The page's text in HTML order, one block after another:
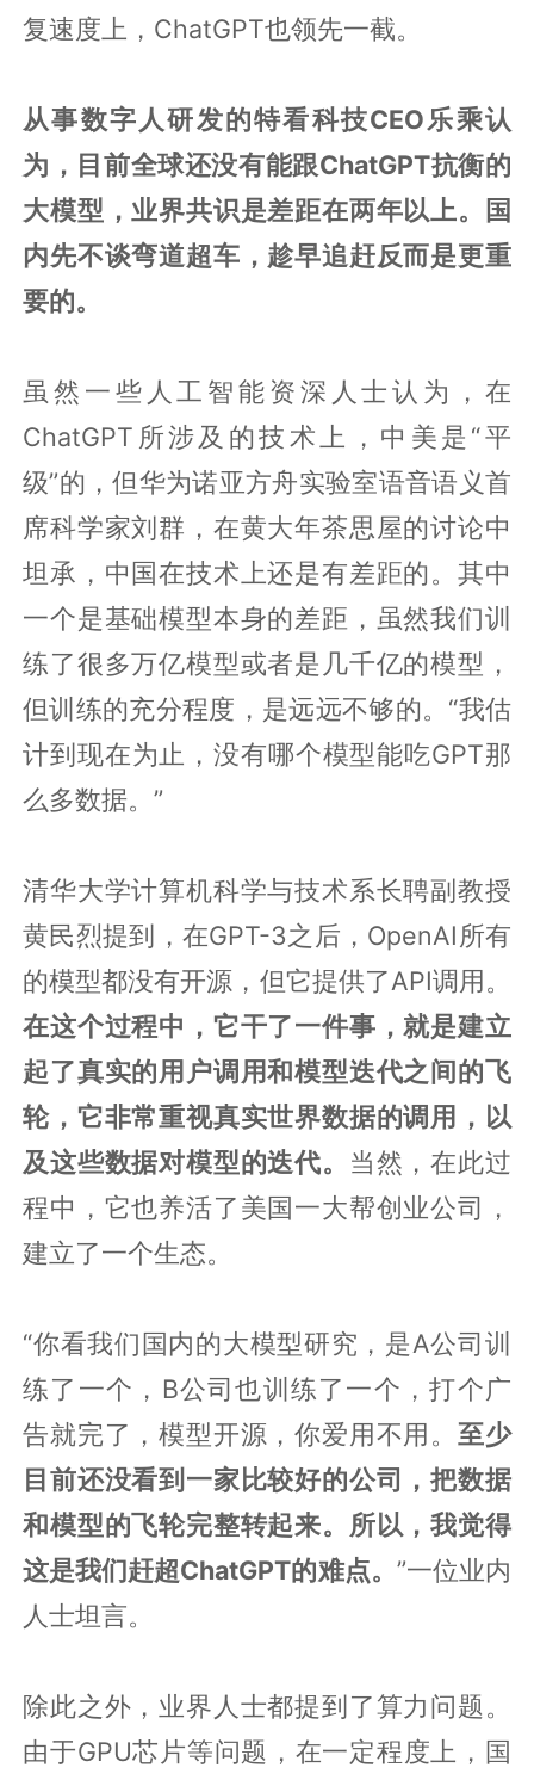
复速度上，ChatGPT也领先一截。
从事数字人研发的特看科技CEO乐乘认
为，目前全球还没有能跟ChatGPT抗衡的
大模型，业界共识是差距在两年以上。国
内先不谈弯道超车，趁早追赶反而是更重
要的。
虽然一些人工智能资深人士认为，在
ChatGPT所涉及的技术上，中美是“平
级”的，但华为诺亚方舟实验室语音语义首
席科学家刘群，在黄大年茶思屋的讨论中
坦承，中国在技术上还是有差距的。其中
一个是基础模型本身的差距，虽然我们训
练了很多万亿模型或者是几千亿的模型，
但训练的充分程度，是远远不够的。“我估
计到现在为止，没有哪个模型能吃GPT那
么多数据。”
清华大学计算机科学与技术系长聘副教授
黄民烈提到，在GPT-3之后，OpenAI所有
的模型都没有开源，但它提供了API调用。
在这个过程中，它干了一件事，就是建立
起了真实的用户调用和模型迭代之间的飞
轮，它非常重视真实世界数据的调用，以
及这些数据对模型的迭代。 当然，在此过
程中，它也养活了美国一大帮创业公司，
建立了一个生态。
“你看我们国内的大模型研究，是A公司训
练了一个，B公司也训练了一个，打个广
告就完了，模型开源，你爱用不用。 至少
目前还没看到一家比较好的公司，把数据
和模型的飞轮完整转起来。所以，我觉得
这是我们赶超ChatGPT的难点。 ”一位业内
人士坦言。
除此之外，业界人士都提到了算力问题。
由于GPU芯片等问题，在一定程度上，国